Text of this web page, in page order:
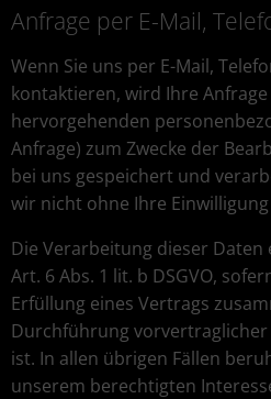
Anfrage per E-Mail,
Wenn Sie uns per E-Mail,
kontaktieren, wird Ihre
hervorgehenden
Anfrage) zum Zwecke der
bei uns gespeichert und
wir nicht ohne Ihre
Die Verarbeitung dieser
Art. 6 Abs. 1 lit. b DSGVO,
Erfüllung eines Vertrags
Durchführung
ist. In allen übrigen Fällen
unserem berechtigten